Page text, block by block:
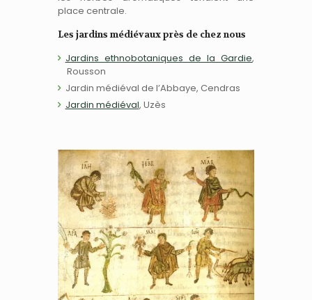
place centrale.
Les jardins médiévaux près de chez nous
Jardins ethnobotaniques de la Gardie,
Rousson
Jardin médiéval de l’Abbaye, Cendras
Jardin médiéval, Uzès